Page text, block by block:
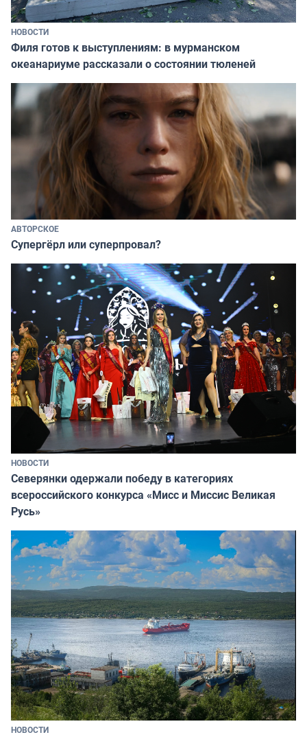
НОВОСТИ
Филя готов к выступлениям: в мурманском
океанариуме рассказали о состоянии тюленей
АВТОРСКОЕ
Супергёрл или суперпровал?
НОВОСТИ
Северянки одержали победу в категориях
всероссийского конкурса «Мисс и Миссис Великая
Русь»
НОВОСТИ